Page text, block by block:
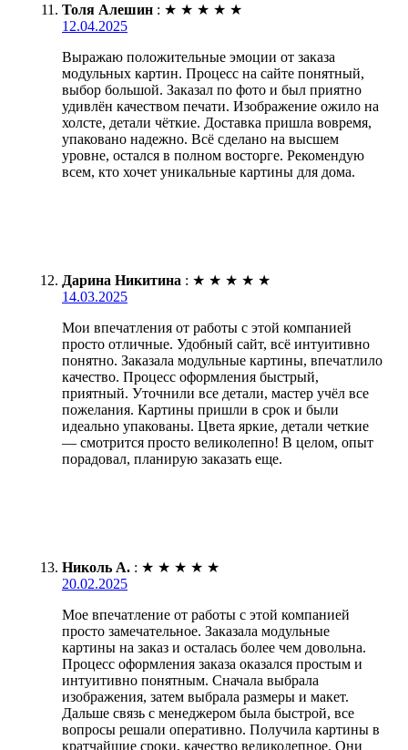
Толя Алешин : ★ ★ ★ ★ ★
12.04.2025
Выражаю положительные эмоции от заказа
модульных картин. Процесс на сайте понятный,
выбор большой. Заказал по фото и был приятно
удивлён качеством печати. Изображение ожило на
холсте, детали чёткие. Доставка пришла вовремя,
упаковано надежно. Всё сделано на высшем
уровне, остался в полном восторге. Рекомендую
всем, кто хочет уникальные картины для дома.
Дарина Никитина : ★ ★ ★ ★ ★
14.03.2025
Мои впечатления от работы с этой компанией
просто отличные. Удобный сайт, всё интуитивно
понятно. Заказала модульные картины, впечатлило
качество. Процесс оформления быстрый,
приятный. Уточнили все детали, мастер учёл все
пожелания. Картины пришли в срок и были
идеально упакованы. Цвета яркие, детали четкие
— смотрится просто великолепно! В целом, опыт
порадовал, планирую заказать еще.
Николь А. : ★ ★ ★ ★ ★
20.02.2025
Мое впечатление от работы с этой компанией
просто замечательное. Заказала модульные
картины на заказ и осталась более чем довольна.
Процесс оформления заказа оказался простым и
интуитивно понятным. Сначала выбрала
изображения, затем выбрала размеры и макет.
Дальше связь с менеджером была быстрой, все
вопросы решали оперативно. Получила картины в
кратчайшие сроки, качество великолепное. Они